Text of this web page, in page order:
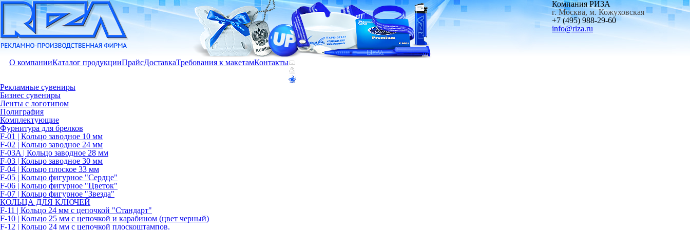
Компания РИЗА
г. Москва, м. Кожуховская
+7 (495) 988-29-60
info@riza.ru
О компанииКаталог продукцииПрайсДоставкаТребования к макетамКонтакты
Рекламные сувениры
Бизнес сувениры
Ленты с логотипом
Полиграфия
Комплектующие
Фурнитура для брелков
F-01 | Кольцо заводное 10 мм
F-02 | Кольцо заводное 24 мм
F-03A | Кольцо заводное 28 мм
F-03 | Кольцо заводное 30 мм
F-04 | Кольцо плоское 33 мм
F-05 | Кольцо фигурное "Сердце"
F-06 | Кольцо фигурное "Цветок"
F-07 | Кольцо фигурное "Звезда"
КОЛЬЦА ДЛЯ КЛЮЧЕЙ
F-11 | Кольцо 24 мм с цепочкой "Стандарт"
F-10 | Кольцо 25 мм с цепочкой и карабином (цвет черный)
F-12 | Кольцо 24 мм с цепочкой плоскоштампов.